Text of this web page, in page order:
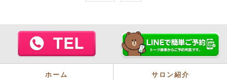
ホーム サロン紹介